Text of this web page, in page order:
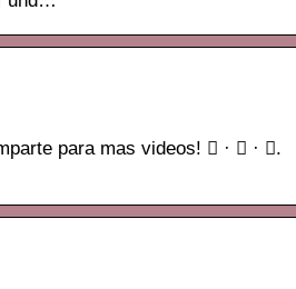
para mas videos! 󰤥 · 󰤦 · 󰤧.